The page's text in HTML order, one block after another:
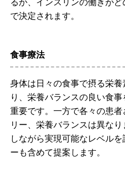
るか、インスリンの働きが
で決定されます。
食事療法
身体は日々の食事で摂る栄
り、栄養バランスの良い食
重要です。一方で各々の患
リー、栄養バランスは異な
しながら実現可能なレベル
ーも含めて提案します。